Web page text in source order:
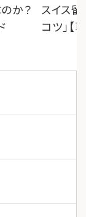
か？
スイス
コツ」